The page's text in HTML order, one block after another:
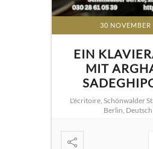
30 NOVEMBER
EIN
MIT
L'écritoire, Schönwalder
Berlin,